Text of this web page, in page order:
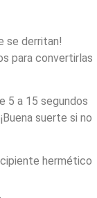
se derritan!
para convertirlas
5 a 15 segundos
suerte si no
hermético